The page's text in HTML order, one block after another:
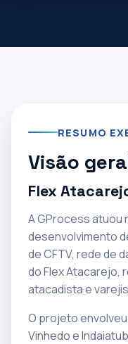
RESUMO
Visão
Flex
A GProcess atuou
desenvolvimento
de CFTV, rede de
do Flex Atacarejo,
atacadista e
O projeto
Vinhedo e